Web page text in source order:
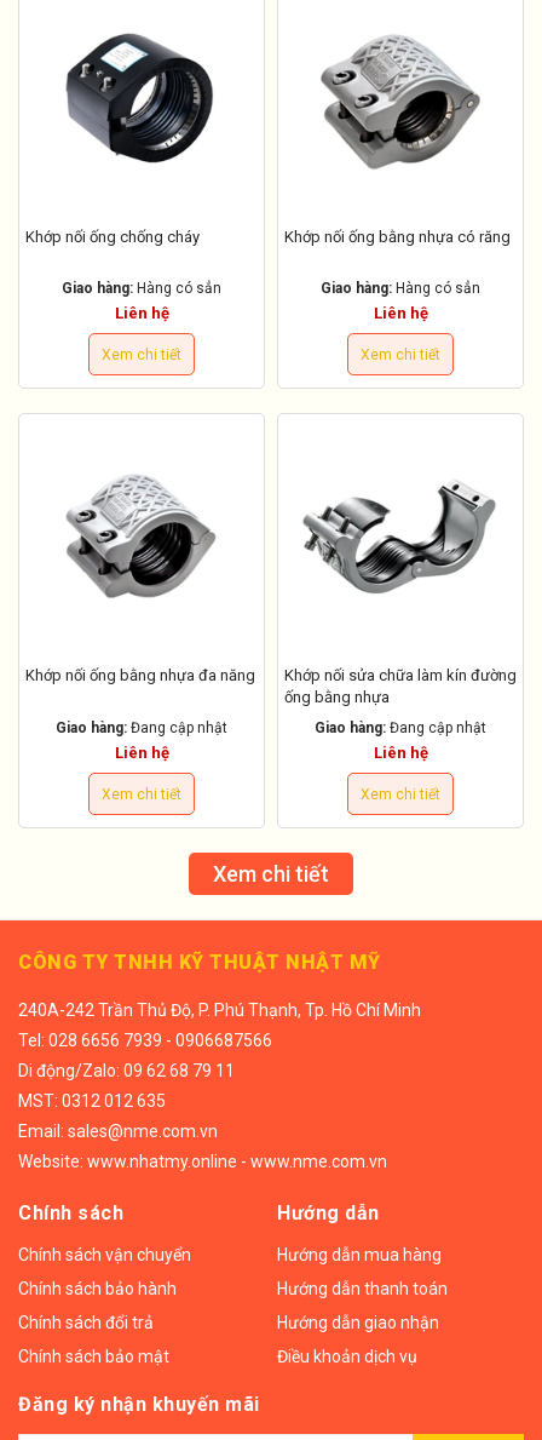
Khớp nối ống chống cháy
Giao hàng: Hàng có sẳn
Liên hệ
Xem chi tiết
Khớp nối ống bằng nhựa có răng
Giao hàng: Hàng có sẳn
Liên hệ
Xem chi tiết
Khớp nối ống bằng nhựa đa năng
Giao hàng: Đang cập nhật
Liên hệ
Xem chi tiết
Khớp nối sửa chữa làm kín đường
ống bằng nhựa
Giao hàng: Đang cập nhật
Liên hệ
Xem chi tiết
Xem chi tiết
CÔNG TY TNHH KỸ THUẬT NHẬT MỸ
240A-242 Trần Thủ Độ, P. Phú Thạnh, Tp. Hồ Chí Minh
Tel: 028 6656 7939 - 0906687566
Di động/Zalo: 09 62 68 79 11
MST: 0312 012 635
Email: sales@nme.com.vn
Website: www.nhatmy.online - www.nme.com.vn
Chính sách
Chính sách vận chuyển
Chính sách bảo hành
Chính sách đổi trả
Chính sách bảo mật
Hướng dẫn
Hướng dẫn mua hàng
Hướng dẫn thanh toán
Hướng dẫn giao nhận
Điều khoản dịch vụ
Đăng ký nhận khuyến mãi